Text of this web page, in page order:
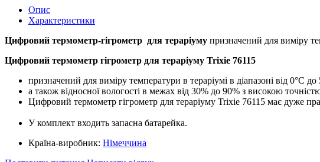
Опис
Характеристики
Цифровий термометр-гігрометр для тераріуму призначений для виміру
Цифровий термометр гігрометр для тераріуму Trixie 76115
призначений для виміру температури в тераріумі в діапазоні від 0°C
а також відносної вологості в межах від 30% до 90% з високою
Цифровий термометр гігрометр для тераріуму Trixie 76115 має дуже
У комплект входить запасна батарейка.
Країна-виробник: Німеччина